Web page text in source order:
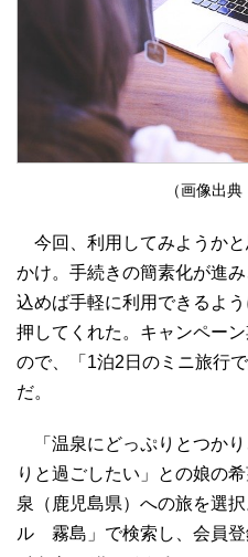
（画像出典
今回、利用してみようか
かけ。手続きの簡素化が進
込めば手軽に利用できるよ
押してくれた。キャンペー
ので、「1泊2日のミニ旅行
だ。
「温泉にどっぷりとつか
りと過ごしたい」との娘の
泉（鹿児島県）への旅を選
ル 霧島」で検索し、会員